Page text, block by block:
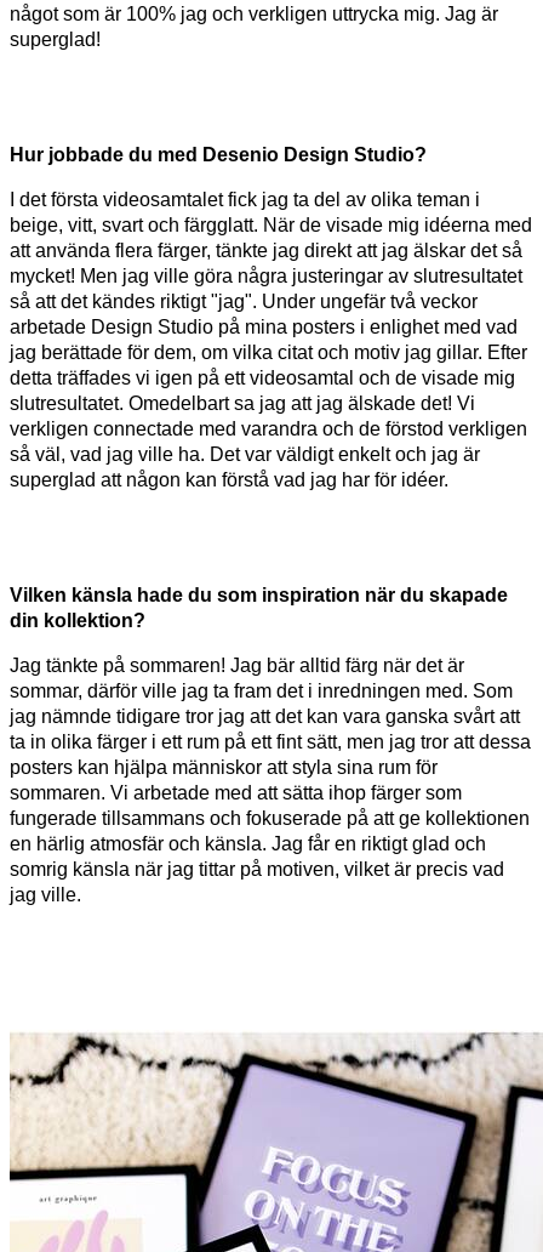
något som är 100% jag och verkligen uttrycka mig. Jag är
superglad!
Hur jobbade du med Desenio Design Studio?
I det första videosamtalet fick jag ta del av olika teman i
beige, vitt, svart och färgglatt. När de visade mig idéerna med
att använda flera färger, tänkte jag direkt att jag älskar det så
mycket! Men jag ville göra några justeringar av slutresultatet
så att det kändes riktigt "jag". Under ungefär två veckor
arbetade Design Studio på mina posters i enlighet med vad
jag berättade för dem, om vilka citat och motiv jag gillar. Efter
detta träffades vi igen på ett videosamtal och de visade mig
slutresultatet. Omedelbart sa jag att jag älskade det! Vi
verkligen connectade med varandra och de förstod verkligen
så väl, vad jag ville ha. Det var väldigt enkelt och jag är
superglad att någon kan förstå vad jag har för idéer.
Vilken känsla hade du som inspiration när du skapade
din kollektion?
Jag tänkte på sommaren! Jag bär alltid färg när det är
sommar, därför ville jag ta fram det i inredningen med. Som
jag nämnde tidigare tror jag att det kan vara ganska svårt att
ta in olika färger i ett rum på ett fint sätt, men jag tror att dessa
posters kan hjälpa människor att styla sina rum för
sommaren. Vi arbetade med att sätta ihop färger som
fungerade tillsammans och fokuserade på att ge kollektionen
en härlig atmosfär och känsla. Jag får en riktigt glad och
somrig känsla när jag tittar på motiven, vilket är precis vad
jag ville.